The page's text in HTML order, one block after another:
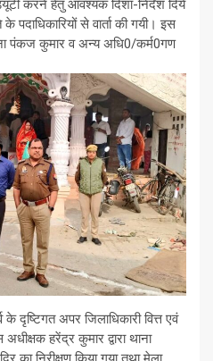
करने हेतु आवश्यक दिशा-निर्देश दिये
से वार्ता की गयी। इस
पंकज कुमार व अन्य अधि0/कर्म0गण
दृष्टिगत अपर जिलाधिकारी वित्त एवं
हरेंद्र कुमार द्वारा थाना